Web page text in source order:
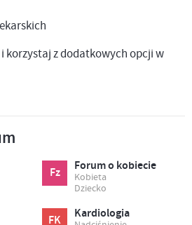
korzystaj z dodatkowych opcji w
Fz Forum o kobiecie
Kobieta
Dziecko
FK Kardiologia